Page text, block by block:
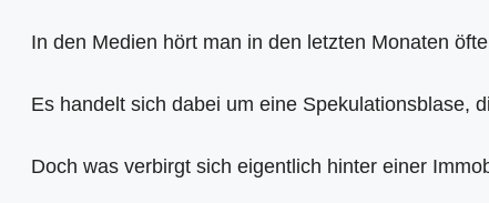
In den Medien hört man in den letzten Monaten
Es handelt sich dabei um eine Spekulationsblase,
Doch was verbirgt sich eigentlich hinter einer